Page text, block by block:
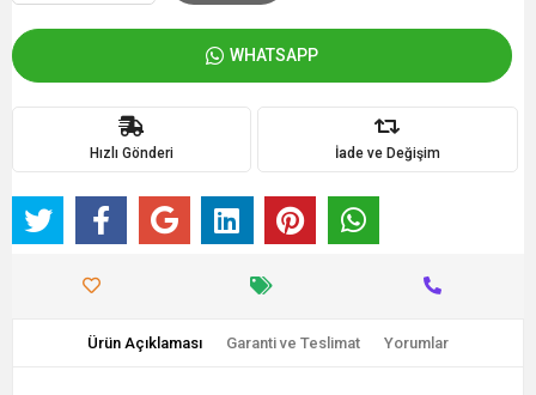
WHATSAPP
Hızlı Gönderi İade ve Değişim
Ürün Açıklaması Garanti ve Teslimat Yorumlar